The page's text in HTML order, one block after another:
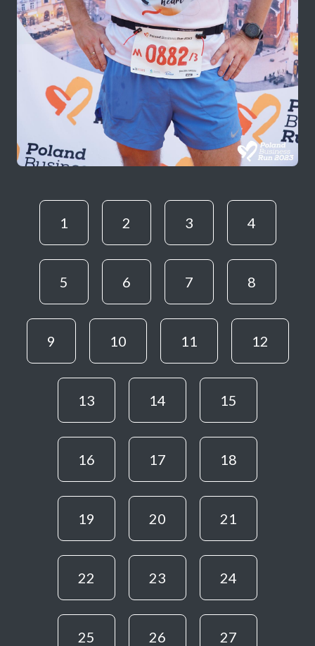
1 2 3 4
5 6 7 8
9 10 11 12
13 14 15
16 17 18
19 20 21
22 23 24
25 26 27